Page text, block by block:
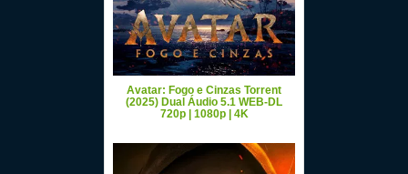
Avatar: Fogo e Cinzas Torrent
(2025) Dual Áudio 5.1 WEB-DL
720p | 1080p | 4K